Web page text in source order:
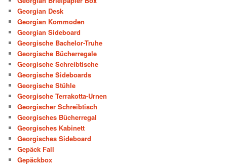
Georgian Desk
Georgian Kommoden
Georgian Sideboard
Georgische Bachelor-Truhe
Georgische Bücherregale
Georgische Schreibtische
Georgische Sideboards
Georgische Stühle
Georgische Terrakotta-Urnen
Georgischer Schreibtisch
Georgisches Bücherregal
Georgisches Kabinett
Georgisches Sideboard
Gepäck Fall
Gepäckbox